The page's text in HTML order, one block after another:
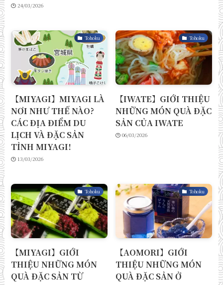
24/03/2026
Tohoku
【MIYAGI】MIYAGI LÀ
NƠI NHƯ THẾ NÀO?
CÁC ĐỊA ĐIỂM DU
LỊCH VÀ ĐẶC SẢN
TỈNH MIYAGI!
13/03/2026
Tohoku
【IWATE】GIỚI THIỆU
NHỮNG MÓN QUÀ ĐẶC
SẢN CỦA IWATE
06/03/2026
Tohoku
【MIYAGI】GIỚI
THIỆU NHỮNG MÓN
QUÀ ĐẶC SẢN TỪ
Tohoku
【AOMORI】GIỚI
THIỆU NHỮNG MÓN
QUÀ ĐẶC SẢN Ở